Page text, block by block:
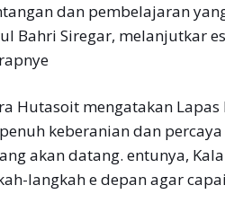
dan pembelajaran
Bahri Siregar, melanjutkar
Hutasoit mengatakan
keberanian dan
akan datang. entunya,
langkah e depan agar